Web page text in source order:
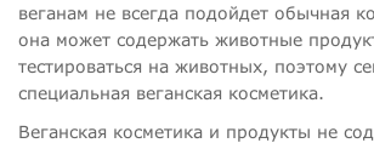
веганам не всегда подойдет обычная
она может содержать животные
тестироваться на животных, поэтому
специальная веганская косметика.
Веганская косметика и продукты не